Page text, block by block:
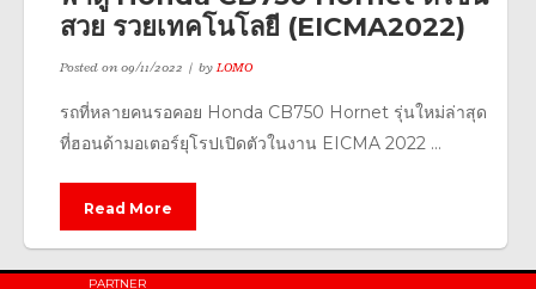
สวย รวยเทคโนโลยี (EICMA2022)
Posted on09/11/2022 byLOMO
รถที่หลายคนรอคอย Honda CB750 Hornet รุ่นใหม่ล่าสุด
ที่ฮอนด้ามอเตอร์ยุโรปเปิดตัวในงาน EICMA 2022 ...
Read More
PARTNER